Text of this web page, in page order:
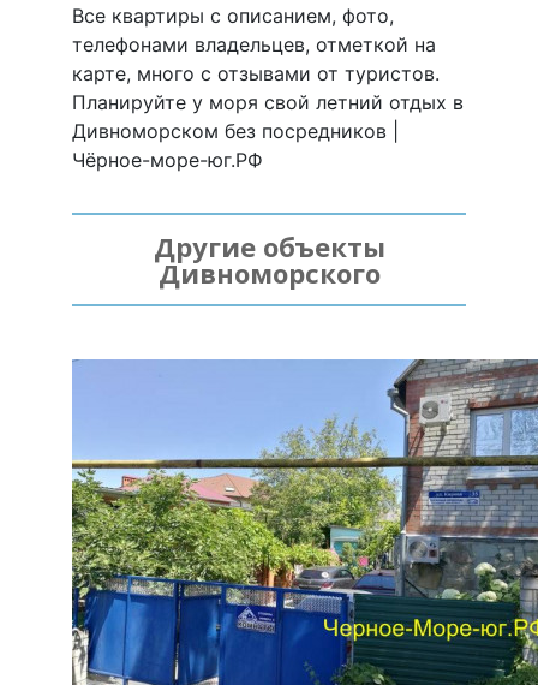
Все квартиры с описанием, фото,
телефонами владельцев, отметкой на
карте, много с отзывами от туристов.
Планируйте у моря свой летний отдых в
Дивноморском без посредников |
Чёрное-море-юг.РФ
Другие объекты
Дивноморского